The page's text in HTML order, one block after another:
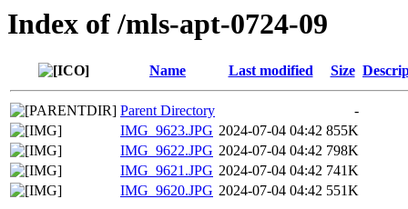
Index of /mls-apt-0724-09
Name Last modified Size
Parent Directory
-
IMG_9623.JPG 2024-07-04 04:42 855K
IMG_9622.JPG 2024-07-04 04:42 798K
IMG_9621.JPG 2024-07-04 04:42 741K
IMG_9620.JPG 2024-07-04 04:42 551K